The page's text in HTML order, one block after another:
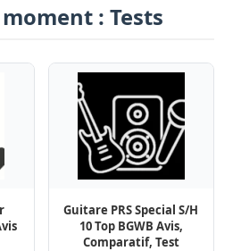
: Tests
Guitare PRS Special S/H
10 Top BGWB Avis,
Comparatif, Test